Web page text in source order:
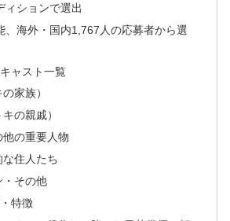
ィションで選出
、海外・国内1,767人の応募者から選
ャスト一覧
家族）
の親戚）
の重要人物
住人たち
・その他
特徴